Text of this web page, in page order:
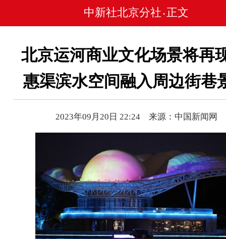
中新社北京分社 • 正文
北京运河商业文化场景将再
惠渠滨水空间融入周边街巷
2023年09月20日 22:24 来源：中国新闻网